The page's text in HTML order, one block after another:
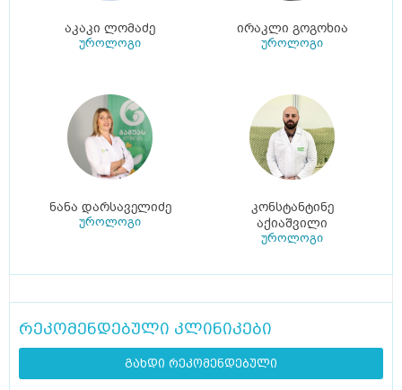
აკაკი ლომაძე
უროლოგი
ირაკლი გოგოხია
უროლოგი
ნანა დარსაველიძე
უროლოგი
კონსტანტინე
აქიაშვილი
უროლოგი
რეკომენდებული კლინიკები
გახდი რეკომენდებული